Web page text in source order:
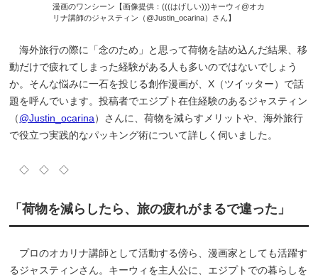
漫画のワンシーン【画像提供：(((はげしい)))キーウィ@オカ
リナ講師のジャスティン（@Justin_ocarina）さん】
海外旅行の際に「念のため」と思って荷物を詰め込んだ結果、移
動だけで疲れてしまった経験がある人も多いのではないでしょう
か。そんな悩みに一石を投じる創作漫画が、X（ツイッター）で話
題を呼んでいます。投稿者でエジプト在住経験のあるジャスティン
（@Justin_ocarina）さんに、荷物を減らすメリットや、海外旅行
で役立つ実践的なパッキング術について詳しく伺いました。
◇ ◇ ◇
「荷物を減らしたら、旅の疲れがまるで違った」
プロのオカリナ講師として活動する傍ら、漫画家としても活躍す
るジャスティンさん。キーウィを主人公に、エジプトでの暮らしを